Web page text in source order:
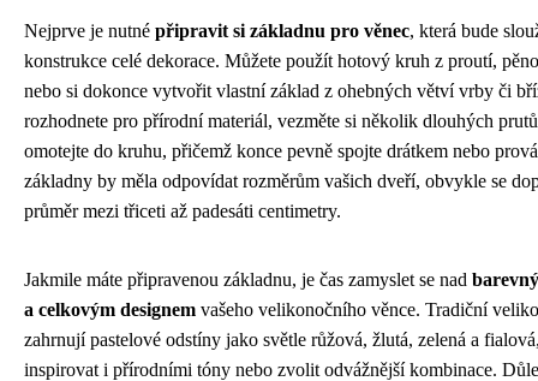
Nejprve je nutné připravit si základnu pro věnec, která bude
konstrukce celé dekorace. Můžete použít hotový kruh z proutí,
nebo si dokonce vytvořit vlastní základ z ohebných větví vrby či
rozhodnete pro přírodní materiál, vezměte si několik dlouhých
omotejte do kruhu, přičemž konce pevně spojte drátkem nebo
základny by měla odpovídat rozměrům vašich dveří, obvykle se
průměr mezi třiceti až padesáti centimetry.
Jakmile máte připravenou základnu, je čas zamyslet se nad
a celkovým designem vašeho velikonočního věnce. Tradiční
zahrnují pastelové odstíny jako světle růžová, žlutá, zelená a
inspirovat i přírodními tóny nebo zvolit odvážnější kombinace.